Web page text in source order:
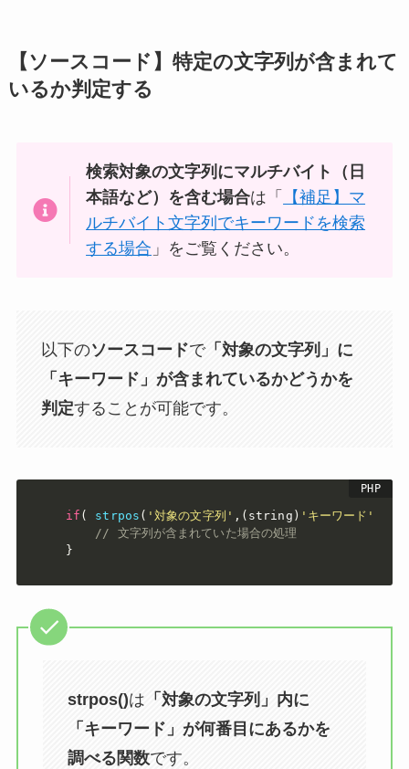
【ソースコード】特定の文字列が含まれて
いるか判定する
検索対象の文字列にマルチバイト（日
本語など）を含む場合は「
【補足】マ
ルチバイト文字列でキーワードを検索
する場合 」をご覧ください。
以下のソースコードで「対象の文字列」に
「キーワード」が含まれているかどうかを
判定することが可能です。
if ( strpos ( '対象の文字列' , ( string ) 'キーワード'
// 文字列が含まれていた場合の処理
}
strpos()は 「対象の文字列」内に
「キーワード」が何番目にあるかを
調べる関数です。